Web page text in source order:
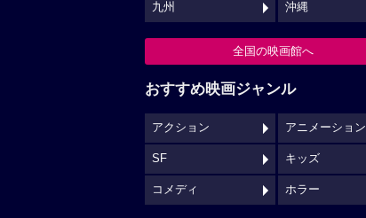
九州 沖縄
全国の映画館へ
おすすめ映画ジャンル
アクション アニメーション
SF キッズ
コメディ ホラー